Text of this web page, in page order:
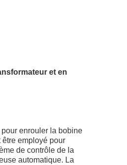
et en
enrouler la bobine
employé pour
de contrôle de la
automatique. La